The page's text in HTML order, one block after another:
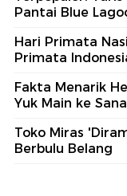
Pantai Blue
Hari Primata
Primata
Fakta Menarik
Yuk Main ke Sana
Toko Miras
Berbulu Belang